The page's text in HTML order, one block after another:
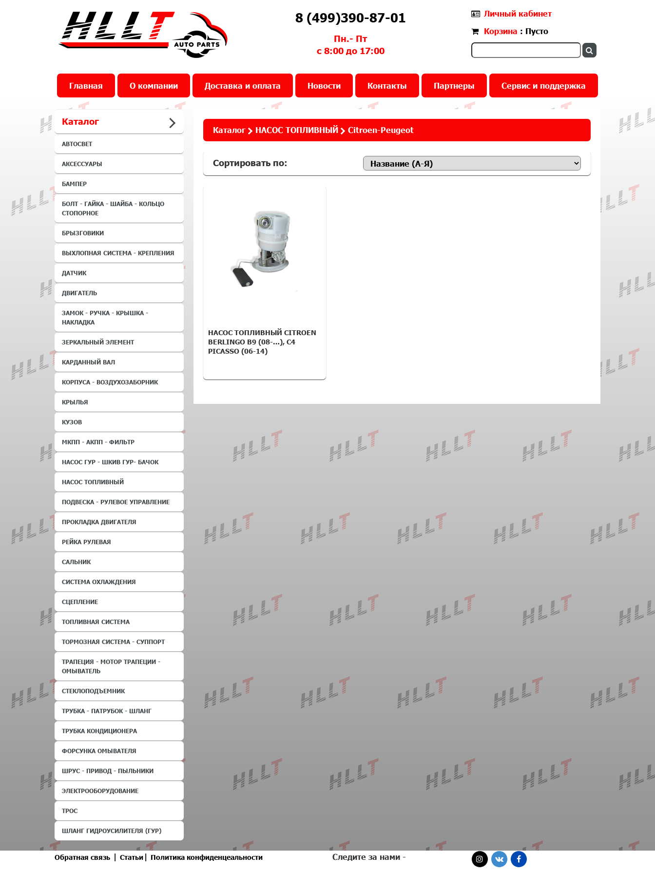
8 (499)390-87-01
Пн.- Пт
с 8:00 до 17:00
Личный кабинет
Корзина : Пусто
Главная О компании Доставка и оплата Новости Контакты Партнеры Сервис и поддержка
Каталог
АВТОСВЕТ
АКСЕССУАРЫ
БАМПЕР
БОЛТ - ГАЙКА - ШАЙБА - КОЛЬЦО
СТОПОРНОЕ
БРЫЗГОВИКИ
ВЫХЛОПНАЯ СИСТЕМА - КРЕПЛЕНИЯ
ДАТЧИК
ДВИГАТЕЛЬ
ЗАМОК - РУЧКА - КРЫШКА -
НАКЛАДКА
ЗЕРКАЛЬНЫЙ ЭЛЕМЕНТ
КАРДАННЫЙ ВАЛ
КОРПУСА - ВОЗДУХОЗАБОРНИК
КРЫЛЬЯ
КУЗОВ
МКПП - АКПП - ФИЛЬТР
НАСОС ГУР - ШКИВ ГУР- БАЧОК
НАСОС ТОПЛИВНЫЙ
ПОДВЕСКА - РУЛЕВОЕ УПРАВЛЕНИЕ
ПРОКЛАДКА ДВИГАТЕЛЯ
РЕЙКА РУЛЕВАЯ
САЛЬНИК
СИСТЕМА ОХЛАЖДЕНИЯ
СЦЕПЛЕНИЕ
ТОПЛИВНАЯ СИСТЕМА
ТОРМОЗНАЯ СИСТЕМА - СУППОРТ
ТРАПЕЦИЯ - МОТОР ТРАПЕЦИИ -
ОМЫВАТЕЛЬ
СТЕКЛОПОДЪЕМНИК
ТРУБКА - ПАТРУБОК - ШЛАНГ
ТРУБКА КОНДИЦИОНЕРА
ФОРСУНКА ОМЫВАТЕЛЯ
ШРУС - ПРИВОД - ПЫЛЬНИКИ
ЭЛЕКТРООБОРУДОВАНИЕ
ТРОС
ШЛАНГ ГИДРОУСИЛИТЕЛЯ (ГУР)
Каталог НАСОС ТОПЛИВНЫЙ Citroen-Peugeot
Сортировать по:
НАСОС ТОПЛИВНЫЙ CITROEN
BERLINGO B9 (08-…), C4
PICASSO (06-14)
Обратная связь | Статьи | Политика конфиденцеальности Следите за нами -